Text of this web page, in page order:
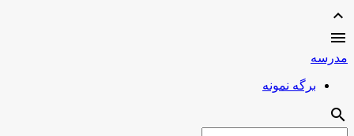
expand_less

مدرسه
برگه نمونه
search